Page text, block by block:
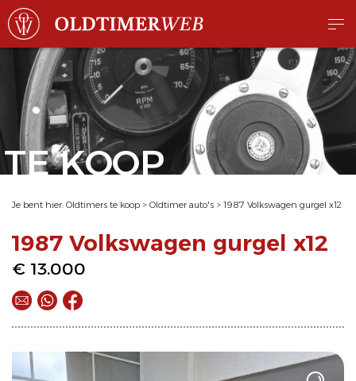
TE KOOP
Je bent hier: Oldtimers te koop > Oldtimer auto's > 1987 Volkswagen gurgel x12
1987 Volkswagen gurgel x12
€ 13.000